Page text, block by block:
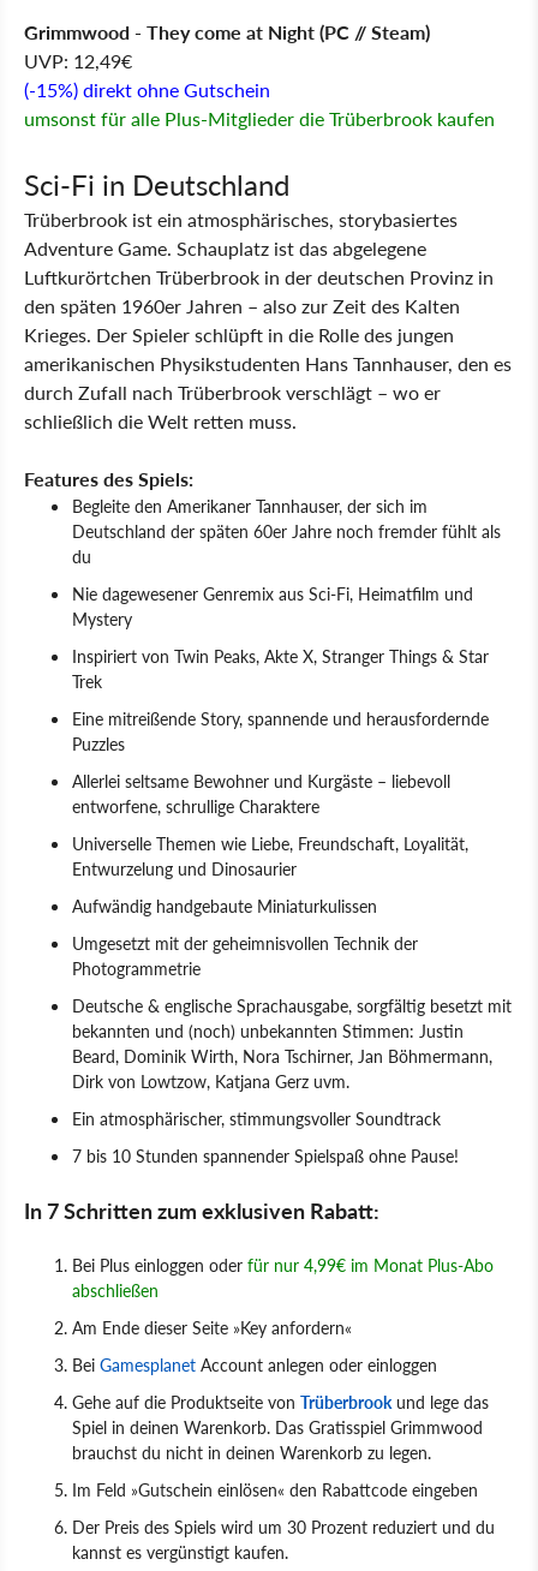
Grimmwood - They come at Night (PC // Steam)
UVP: 12,49€
(-15%) direkt ohne Gutschein
umsonst für alle Plus-Mitglieder die Trüberbrook kaufen
Sci-Fi in Deutschland
Trüberbrook ist ein atmosphärisches, storybasiertes
Adventure Game. Schauplatz ist das abgelegene
Luftkurörtchen Trüberbrook in der deutschen Provinz in
den späten 1960er Jahren – also zur Zeit des Kalten
Krieges. Der Spieler schlüpft in die Rolle des jungen
amerikanischen Physikstudenten Hans Tannhauser, den es
durch Zufall nach Trüberbrook verschlägt – wo er
schließlich die Welt retten muss.
Features des Spiels:
Begleite den Amerikaner Tannhauser, der sich im
Deutschland der späten 60er Jahre noch fremder fühlt als
du
Nie dagewesener Genremix aus Sci-Fi, Heimatfilm und
Mystery
Inspiriert von Twin Peaks, Akte X, Stranger Things & Star
Trek
Eine mitreißende Story, spannende und herausfordernde
Puzzles
Allerlei seltsame Bewohner und Kurgäste – liebevoll
entworfene, schrullige Charaktere
Universelle Themen wie Liebe, Freundschaft, Loyalität,
Entwurzelung und Dinosaurier
Aufwändig handgebaute Miniaturkulissen
Umgesetzt mit der geheimnisvollen Technik der
Photogrammetrie
Deutsche & englische Sprachausgabe, sorgfältig besetzt mit
bekannten und (noch) unbekannten Stimmen: Justin
Beard, Dominik Wirth, Nora Tschirner, Jan Böhmermann,
Dirk von Lowtzow, Katjana Gerz uvm.
Ein atmosphärischer, stimmungsvoller Soundtrack
7 bis 10 Stunden spannender Spielspaß ohne Pause!
In 7 Schritten zum exklusiven Rabatt:
Bei Plus einloggen oder für nur 4,99€ im Monat Plus-Abo
abschließen
Am Ende dieser Seite »Key anfordern«
Bei Gamesplanet Account anlegen oder einloggen
Gehe auf die Produktseite von Trüberbrook und lege das
Spiel in deinen Warenkorb. Das Gratisspiel Grimmwood
brauchst du nicht in deinen Warenkorb zu legen.
Im Feld »Gutschein einlösen« den Rabattcode eingeben
Der Preis des Spiels wird um 30 Prozent reduziert und du
kannst es vergünstigt kaufen.